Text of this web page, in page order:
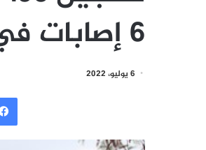
6 إصابات في ولاية لعصابه
6 يوليو، 2022